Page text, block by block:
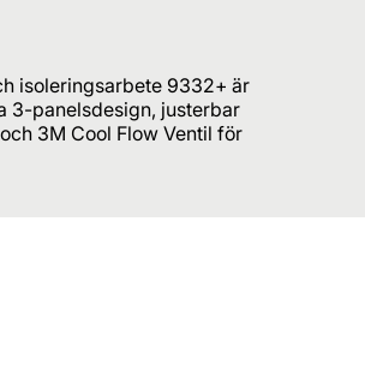
isoleringsarbete 9332+ är
3-panelsdesign, justerbar
3M Cool Flow Ventil för